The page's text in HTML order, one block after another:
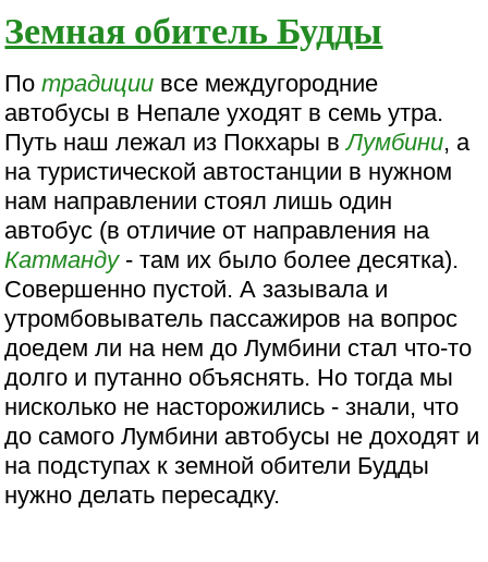
Земная обитель Будды
Потрадиции все междугородние
автобусы в Непале уходят в семь утра.
Путь наш лежал из Покхары вЛумбини, а
на туристической автостанции в нужном
нам направлении стоял лишь один
автобус (в отличие от направления на
Катманду- там их было более десятка).
Совершенно пустой. А зазывала и
утромбовыватель пассажиров на вопрос
доедем ли на нем до Лумбини стал что-то
долго и путанно объяснять. Но тогда мы
нисколько не насторожились - знали, что
до самого Лумбини автобусы не доходят и
на подступах к земной обители Будды
нужно делать пересадку.